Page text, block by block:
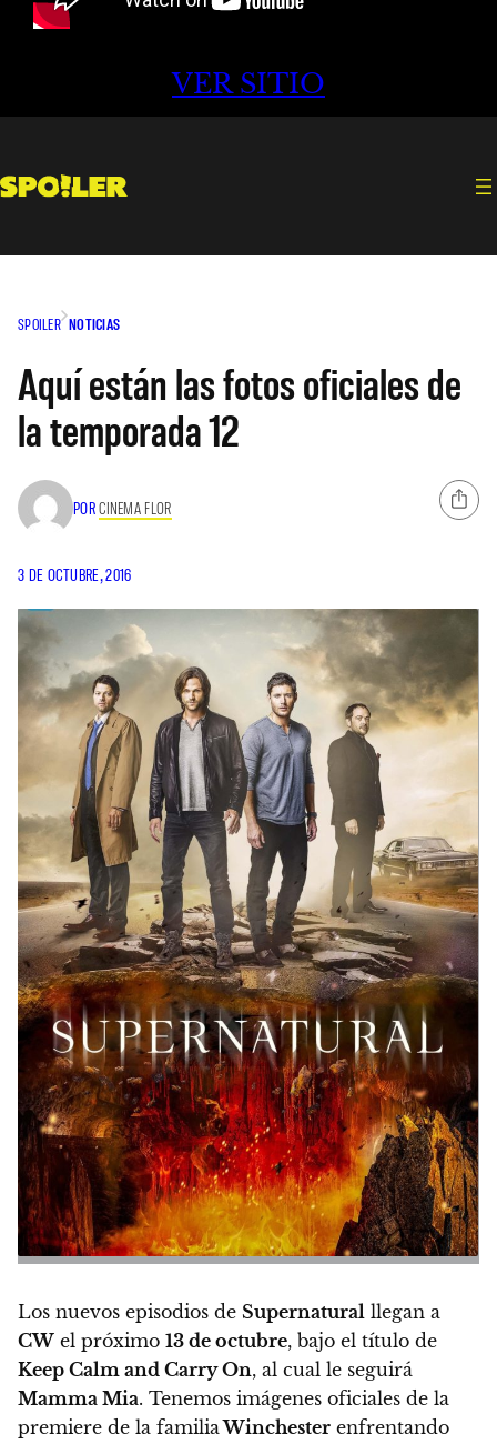
VER SITIO
SPOILER NOTICIAS
Aquí están las fotos oficiales de
la temporada 12
PORCINEMA FLOR
3 DE OCTUBRE, 2016
Los nuevos episodios de Supernatural llegan a
CW el próximo 13 de octubre, bajo el título de
Keep Calm and Carry On, al cual le seguirá
Mamma Mia. Tenemos imágenes oficiales de la
premiere de la familiaWinchester enfrentando